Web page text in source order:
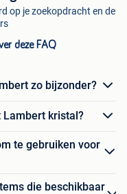
op je zoekopdracht en de
deze FAQ
zo bijzonder?
Lambert kristal?
te gebruiken voor
die beschikbaar